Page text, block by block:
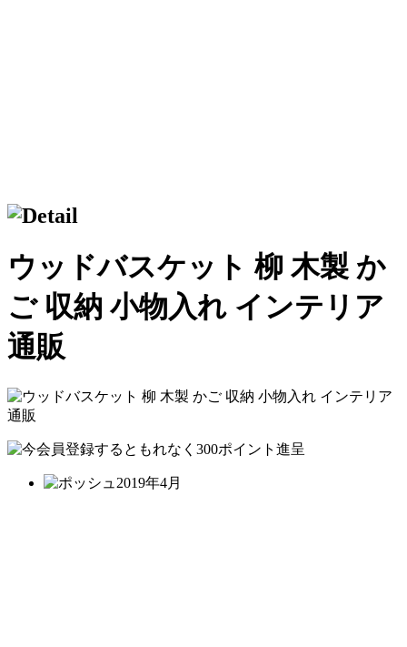
ウッドバスケット 柳 木製 か
ご 収納 小物入れ インテリア
通販